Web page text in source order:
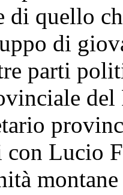
di quello
di
parti
Lucio